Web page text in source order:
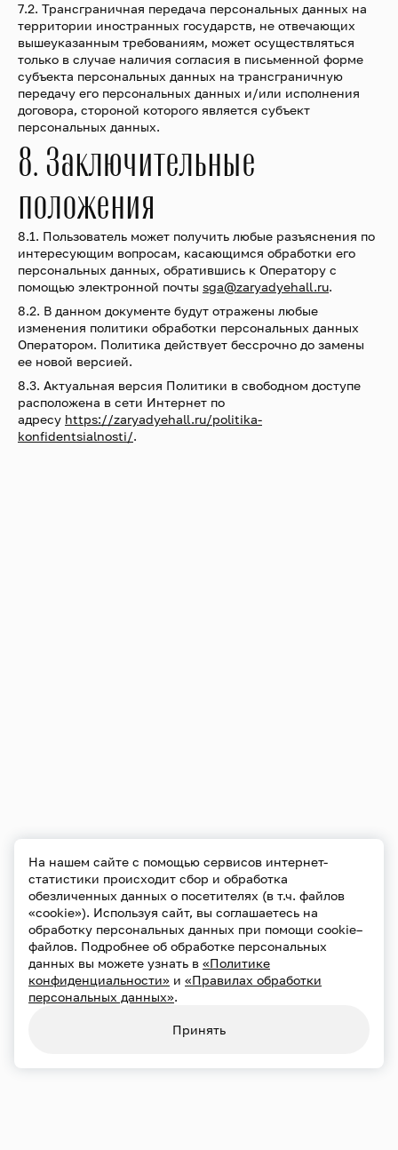
7.2. Трансграничная передача персональных данных на
территории иностранных государств, не отвечающих
вышеуказанным требованиям, может осуществляться
только в случае наличия согласия в письменной форме
субъекта персональных данных на трансграничную
передачу его персональных данных и/или исполнения
договора, стороной которого является субъект
персональных данных.
8. Заключительные
положения
8.1. Пользователь может получить любые разъяснения по
интересующим вопросам, касающимся обработки его
персональных данных, обратившись к Оператору с
помощью электронной почты sga@zaryadyehall.ru.
8.2. В данном документе будут отражены любые
изменения политики обработки персональных данных
Оператором. Политика действует бессрочно до замены
ее новой версией.
8.3. Актуальная версия Политики в свободном доступе
расположена в сети Интернет по
адресу https://zaryadyehall.ru/politika-
konfidentsialnosti/.
На нашем сайте с помощью сервисов интернет-
статистики происходит сбор и обработка
обезличенных данных о посетителях (в т.ч. файлов
«cookie»). Используя сайт, вы соглашаетесь на
обработку персональных данных при помощи cookie–
файлов. Подробнее об обработке персональных
данных вы можете узнать в «Политике
конфиденциальности» и «Правилах обработки
персональных данных».
Принять